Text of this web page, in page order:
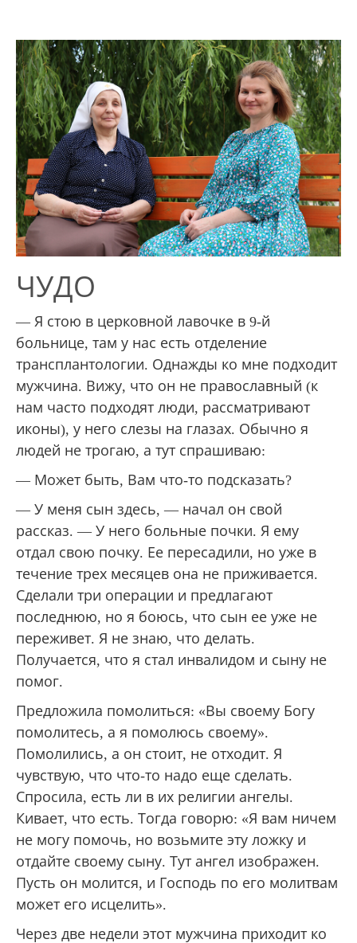
ЧУДО
— Я стою в церковной лавочке в 9-й
больнице, там у нас есть отделение
трансплантологии. Однажды ко мне подходит
мужчина. Вижу, что он не православный (к
нам часто подходят люди, рассматривают
иконы), у него слезы на глазах. Обычно я
людей не трогаю, а тут спрашиваю:
— Может быть, Вам что-то подсказать?
— У меня сын здесь, — начал он свой
рассказ. — У него больные почки. Я ему
отдал свою почку. Ее пересадили, но уже в
течение трех месяцев она не приживается.
Сделали три операции и предлагают
последнюю, но я боюсь, что сын ее уже не
переживет. Я не знаю, что делать.
Получается, что я стал инвалидом и сыну не
помог.
Предложила помолиться: «Вы своему Богу
помолитесь, а я помолюсь своему».
Помолились, а он стоит, не отходит. Я
чувствую, что что-то надо еще сделать.
Спросила, есть ли в их религии ангелы.
Кивает, что есть. Тогда говорю: «Я вам ничем
не могу помочь, но возьмите эту ложку и
отдайте своему сыну. Тут ангел изображен.
Пусть он молится, и Господь по его молитвам
может его исцелить».
Через две недели этот мужчина приходит ко